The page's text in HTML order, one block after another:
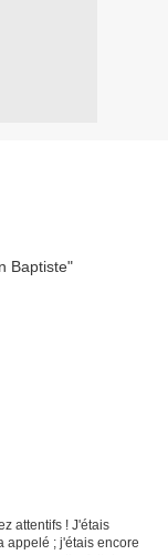
attentifs ! J'étais
appelé ; j'étais encore